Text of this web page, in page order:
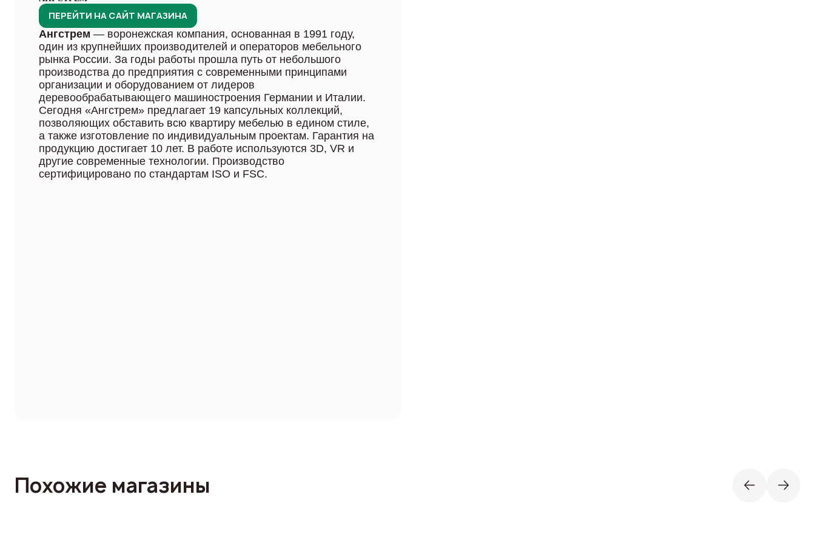
ПЕРЕЙТИ НА САЙТ МАГАЗИНА
Ангстрем — воронежская компания, основанная в 1991 году,
один из крупнейших производителей и операторов мебельного
рынка России. За годы работы прошла путь от небольшого
производства до предприятия с современными принципами
организации и оборудованием от лидеров
деревообрабатывающего машиностроения Германии и Италии.
Сегодня «Ангстрем» предлагает 19 капсульных коллекций,
позволяющих обставить всю квартиру мебелью в едином стиле,
а также изготовление по индивидуальным проектам. Гарантия на
продукцию достигает 10 лет. В работе используются 3D, VR и
другие современные технологии. Производство
сертифицировано по стандартам ISO и FSC.
Похожие магазины